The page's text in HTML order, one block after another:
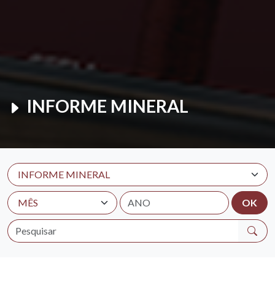
INFORME MINERAL
OK
Pesquisar